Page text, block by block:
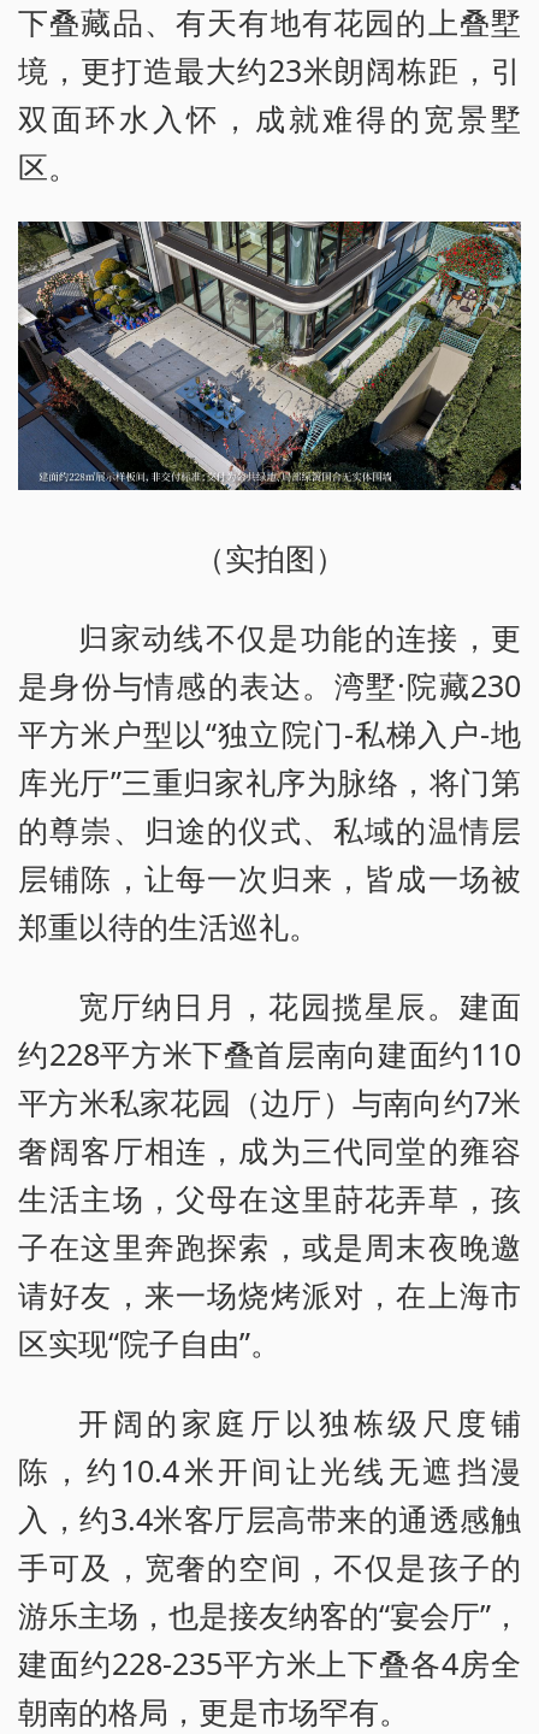
下叠藏品、有天有地有花园的上叠墅
境，更打造最大约23米朗阔栋距，引
双面环水入怀，成就难得的宽景墅
区。
（实拍图）
归家动线不仅是功能的连接，更
是身份与情感的表达。湾墅·院藏230
平方米户型以“独立院门-私梯入户-地
库光厅”三重归家礼序为脉络，将门第
的尊崇、归途的仪式、私域的温情层
层铺陈，让每一次归来，皆成一场被
郑重以待的生活巡礼。
宽厅纳日月，花园揽星辰。建面
约228平方米下叠首层南向建面约110
平方米私家花园（边厅）与南向约7米
奢阔客厅相连，成为三代同堂的雍容
生活主场，父母在这里莳花弄草，孩
子在这里奔跑探索，或是周末夜晚邀
请好友，来一场烧烤派对，在上海市
区实现“院子自由”。
开阔的家庭厅以独栋级尺度铺
陈，约10.4米开间让光线无遮挡漫
入，约3.4米客厅层高带来的通透感触
手可及，宽奢的空间，不仅是孩子的
游乐主场，也是接友纳客的“宴会厅”，
建面约228-235平方米上下叠各4房全
朝南的格局，更是市场罕有。